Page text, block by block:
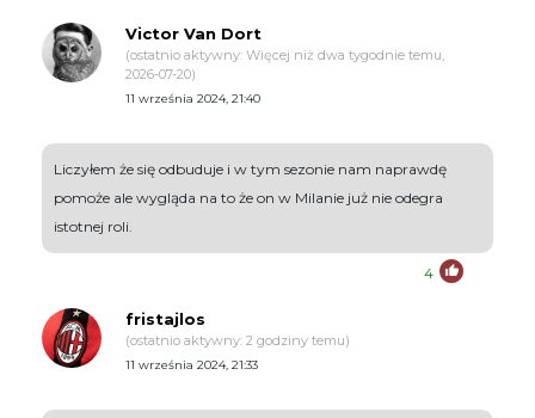
Victor Van Dort
(ostatnio aktywny: Więcej niż dwa tygodnie temu,
2026-07-20)
11 września 2024, 21:40
Liczyłem że się odbuduje i w tym sezonie nam naprawdę
pomoże ale wygląda na to że on w Milanie już nie odegra
istotnej roli.
4
fristajlos
(ostatnio aktywny: 2 godziny temu)
11 września 2024, 21:33